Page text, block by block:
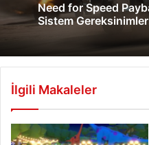
Need for Speed
Sistem
İlgili Makaleler